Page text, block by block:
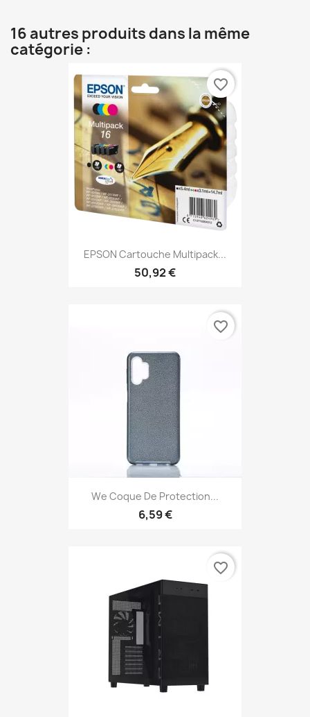
16 autres produits dans la même
catégorie :
EPSON Cartouche Multipack...
50,92 €
favorite_border
We Coque De Protection...
6,59 €
favorite_border
favorite_border